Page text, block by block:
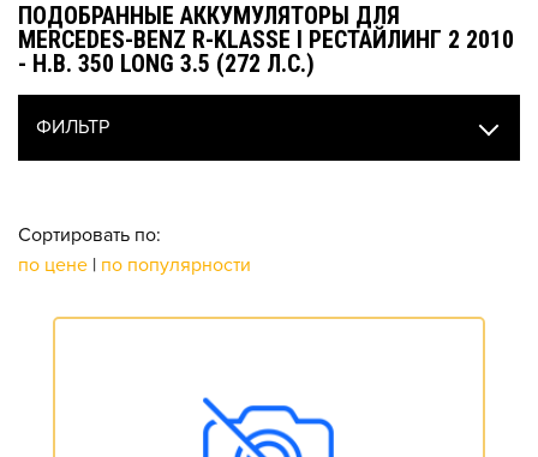
ПОДОБРАННЫЕ АККУМУЛЯТОРЫ ДЛЯ
MERCEDES-BENZ R-KLASSE I РЕСТАЙЛИНГ 2 2010
- Н.В. 350 LONG 3.5 (272 Л.С.)
ФИЛЬТР
Сортировать по:
по цене | по популярности